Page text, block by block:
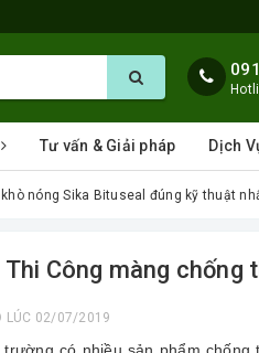
Tư vấn & Giải pháp Dịch
nóng Sika Bituseal đúng kỹ thuật
Thi Công màng
LÚC 02/07/2019